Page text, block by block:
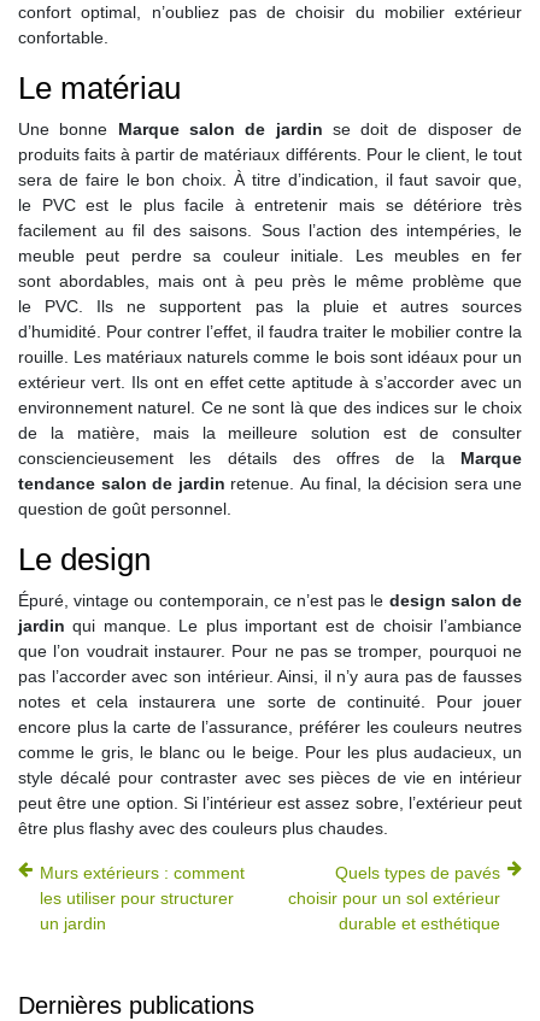
confort optimal, n’oubliez pas de choisir du mobilier extérieur
confortable.
Le matériau
Une bonne Marque salon de jardin se doit de disposer de
produits faits à partir de matériaux différents. Pour le client, le tout
sera de faire le bon choix. À titre d’indication, il faut savoir que,
le PVC est le plus facile à entretenir mais se détériore très
facilement au fil des saisons. Sous l’action des intempéries, le
meuble peut perdre sa couleur initiale. Les meubles en fer
sont abordables, mais ont à peu près le même problème que
le PVC. Ils ne supportent pas la pluie et autres sources
d’humidité. Pour contrer l’effet, il faudra traiter le mobilier contre la
rouille. Les matériaux naturels comme le bois sont idéaux pour un
extérieur vert. Ils ont en effet cette aptitude à s’accorder avec un
environnement naturel. Ce ne sont là que des indices sur le choix
de la matière, mais la meilleure solution est de consulter
consciencieusement les détails des offres de la Marque
tendance salon de jardin retenue. Au final, la décision sera une
question de goût personnel.
Le design
Épuré, vintage ou contemporain, ce n’est pas le design salon de
jardin qui manque. Le plus important est de choisir l’ambiance
que l’on voudrait instaurer. Pour ne pas se tromper, pourquoi ne
pas l’accorder avec son intérieur. Ainsi, il n’y aura pas de fausses
notes et cela instaurera une sorte de continuité. Pour jouer
encore plus la carte de l’assurance, préférer les couleurs neutres
comme le gris, le blanc ou le beige. Pour les plus audacieux, un
style décalé pour contraster avec ses pièces de vie en intérieur
peut être une option. Si l’intérieur est assez sobre, l’extérieur peut
être plus flashy avec des couleurs plus chaudes.
Murs extérieurs : comment
les utiliser pour structurer
un jardin
Quels types de pavés
choisir pour un sol extérieur
durable et esthétique
Dernières publications